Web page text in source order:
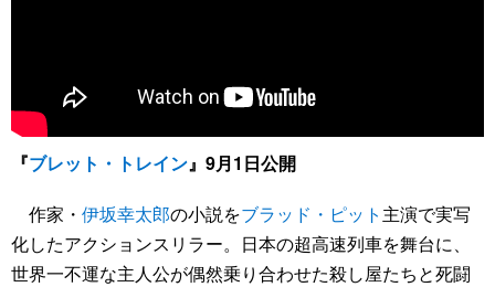
『ブレット・トレイン』9月1日公開
作家・ 伊坂幸太郎の小説をブラッド・ピット 主演で実写
化したアクションスリラー。日本の超高速列車を舞台に、
世界一不運な主人公が偶然乗り合わせた殺し屋たちと死闘